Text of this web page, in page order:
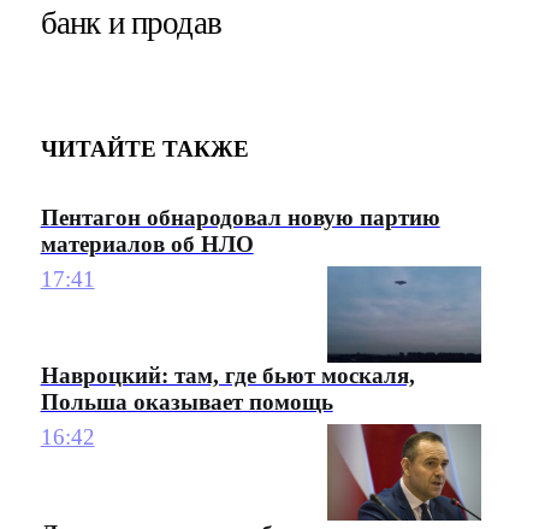
банк и продав
ЧИТАЙТЕ ТАКЖЕ
Пентагон обнародовал новую партию
материалов об НЛО
17:41
Навроцкий: там, где бьют москаля,
Польша оказывает помощь
16:42